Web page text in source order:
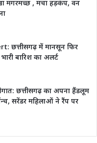
मगरमच्छ , मचा हड़कंप, वन
छत्तीसगढ़ में मानसून फिर
बारिश का अलर्ट
छत्तीसगढ़ का अपना हैंडलूम
सरेंडर महिलाओं ने रैंप पर